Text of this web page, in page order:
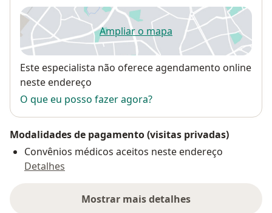
Ampliar o mapaabre num novo separador
Disponibilidade
Este especialista não oferece agendamento online
neste endereço
O que eu posso fazer agora?
Modalidades de pagamento (visitas privadas)
Convênios médicos aceitos neste endereço
Detalhes
Mostrar mais detalhes
sobre o endereço